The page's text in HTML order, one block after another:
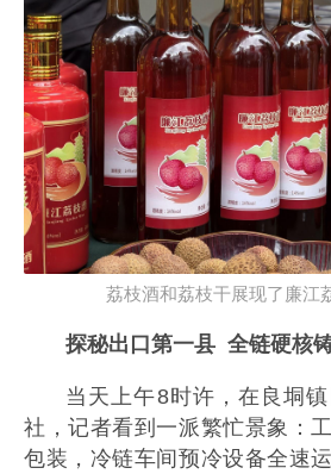
荔枝酒和荔枝干展现了廉江
探秘出口第一县全链硬核
当天上午8时许，在良垌
社，记者看到一派繁忙景象：
包装，冷链车间预冷设备全速